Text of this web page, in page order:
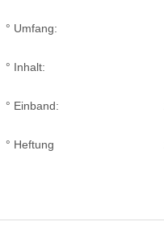
° Umfang:
° Inhalt:
° Einband:
° Heftung